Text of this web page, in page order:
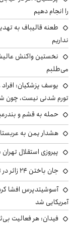
را انجام دهیم
طعنه قالیباف به
نداریم
نخستین واکنش
می‌طلبم
یوسف پزشکیان:
تورم شدنی نیست، چون
حمله به قشم و
هشدار یمن به
پیروزی استقلال
جان باختن ۲۴ زائر در تصادفات اربعینی؛ ۶۷ میلیون تردد ثبت شد
آمریکایی شد
فیدان: هر فعالیت